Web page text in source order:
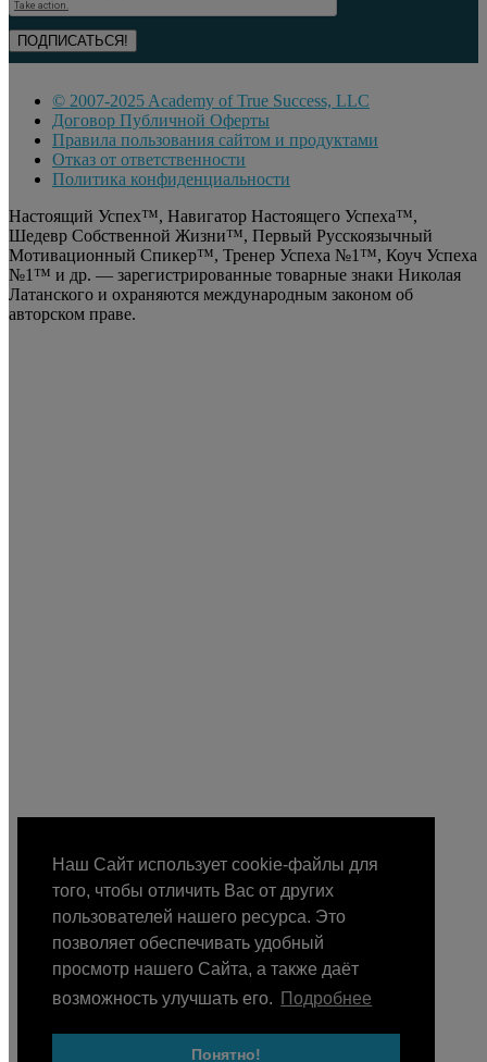
Наш Сайт использует cookie-файлы для
того, чтобы отличить Вас от других
пользователей нашего ресурса. Это
позволяет обеспечивать удобный
просмотр нашего Сайта, а также даёт
возможность улучшать его.
Подробнее
Понятно!
© 2007-2025 Academy of True Success, LLC
Договор Публичной Оферты
Правила пользования сайтом и продуктами
Отказ от ответственности
Политика конфиденциальности
Настоящий Успех™, Навигатор Настоящего Успеха™,
Шедевр Собственной Жизни™, Первый Русскоязычный
Мотивационный Спикер™, Тренер Успеха №1™, Коуч Успеха
№1™ и др. — зарегистрированные товарные знаки Николая
Латанского и охраняются международным законом об
авторском праве.